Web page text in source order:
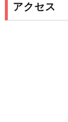
アクセス